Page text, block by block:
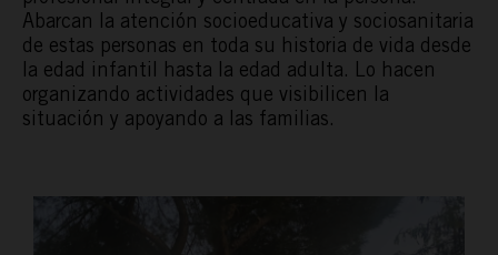
Abarcan la atención socioeducativa y sociosanitaria
de estas personas en toda su historia de vida desde
la edad infantil hasta la edad adulta. Lo hacen
organizando actividades que visibilicen la
situación y apoyando a las familias.